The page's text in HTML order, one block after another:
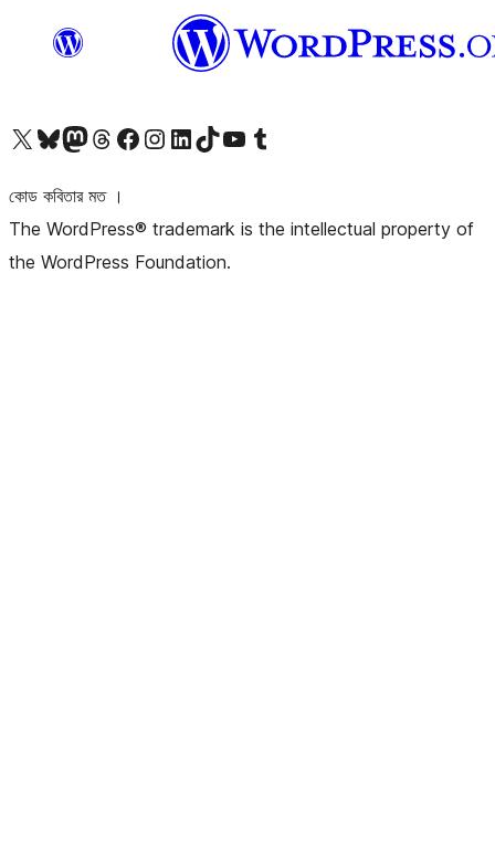
আমাদের X (আগের টুইটার) অ্যাকাউন্টে যানআমাদের Bluesky অ্যাকাউন্টটি দেখুনআমাদের মাস্টোডন অ্যাকাউন্টটি দেখুনআমাদের থ্রেডস অ্যাকাউন্টটি দেখুনআমাদের ফেসবুক পেজ দেখুনআমাদের ইন্সটাগ্রাম অ্যাকাউন্ট দেখুনআমাদের লিঙ্কডইন অ্যাকাউন্টে যানআমাদের TikTok অ্যাকাউন্টটি দেখুনআমাদের ইউটিউব চ্যানেলে যান আমাদের টাম্বলার অ্যাকাউন্ট দেখুন
কোড কবিতার মত ।
The WordPress® trademark is the intellectual property of
the WordPress Foundation.